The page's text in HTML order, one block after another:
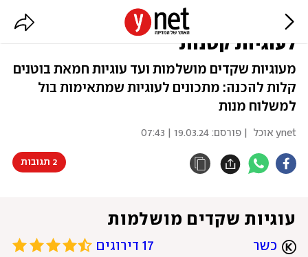
במיוחד למשלוח מנות: 10 מתכונים
לעוגיות קטנות
מעוגיות שקדים מושלמות ועד עוגיות חמאת בוטנים
קלות להכנה: מתכונים לעוגיות שמתאימות בול
למשלוח מנות
ynet אוכל | פורסם: 19.03.24 | 07:43
2 תגובות
עוגיות שקדים מושלמות
כשר 17 דירוגים